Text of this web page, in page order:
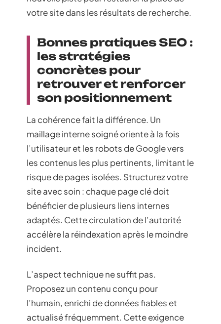
votre site dans les résultats de recherche.
Bonnes pratiques SEO :
les stratégies
concrètes pour
retrouver et renforcer
son positionnement
La cohérence fait la différence. Un
maillage interne soigné oriente à la fois
l’utilisateur et les robots de Google vers
les contenus les plus pertinents, limitant le
risque de pages isolées. Structurez votre
site avec soin : chaque page clé doit
bénéficier de plusieurs liens internes
adaptés. Cette circulation de l’autorité
accélère la réindexation après le moindre
incident.
L’aspect technique ne suffit pas.
Proposez un contenu conçu pour
l’humain, enrichi de données fiables et
actualisé fréquemment. Cette exigence